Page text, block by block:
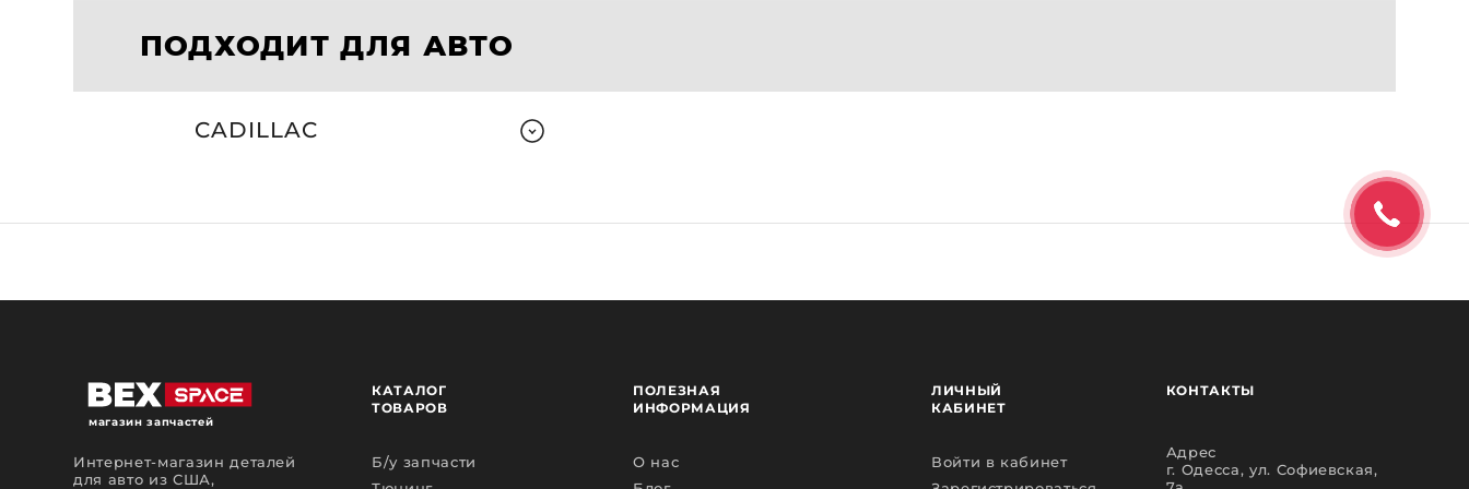
ПОДХОДИТ ДЛЯ АВТО
CADILLAC
магазин запчастей
Интернет-магазин деталей
для авто из США,
КАТАЛОГ
ТОВАРОВ
Б/у запчасти
ПОЛЕЗНАЯ
ИНФОРМАЦИЯ
О нас
ЛИЧНЫЙ
КАБИНЕТ
Войти в кабинет
КОНТАКТЫ
Адрес
г. Одесса, ул. Софиевская,